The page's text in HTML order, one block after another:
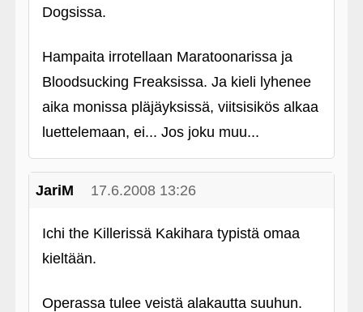
Dogsissa.
Hampaita irrotellaan Maratoonarissa ja
Bloodsucking Freaksissa. Ja kieli lyhenee
aika monissa pläjäyksissä, viitsisikös alkaa
luettelemaan, ei... Jos joku muu...
JariM 17.6.2008 13:26
Ichi the Killerissä Kakihara typistä omaa
kieltään.
Operassa tulee veistä alakautta suuhun.